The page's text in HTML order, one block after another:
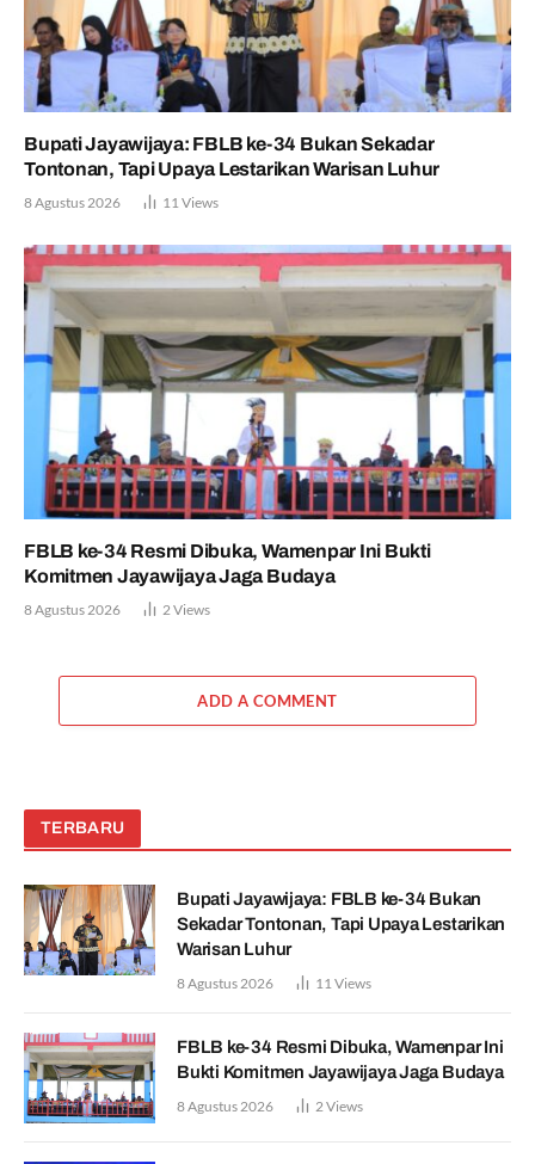
Bupati Jayawijaya: FBLB ke-34 Bukan Sekadar
Tontonan, Tapi Upaya Lestarikan Warisan Luhur
8 Agustus 2026 11Views
FBLB ke-34 Resmi Dibuka, Wamenpar Ini Bukti
Komitmen Jayawijaya Jaga Budaya
8 Agustus 2026 2 Views
ADD A COMMENT
TERBARU
Bupati Jayawijaya: FBLB ke-34 Bukan
Sekadar Tontonan, Tapi Upaya Lestarikan
Warisan Luhur
8 Agustus 2026 11 Views
FBLB ke-34 Resmi Dibuka, Wamenpar Ini
Bukti Komitmen Jayawijaya Jaga Budaya
8 Agustus 2026 2 Views